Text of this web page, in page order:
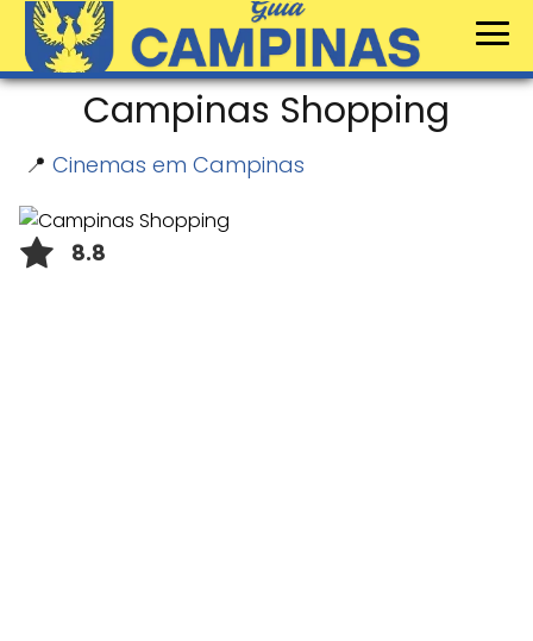
Campinas Shopping
📍 Cinemas em Campinas
8.8